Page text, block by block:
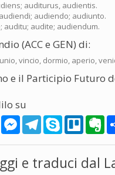
auditurus, audientis.
audiendo; audiunto.
auditu; audite; audiendum.
(ACC e GEN) di:
vincio, dormio, aperio,
e il Participio Futuro
su
WhatsAppMessengerTelegramSkype Trello
e traduci dal